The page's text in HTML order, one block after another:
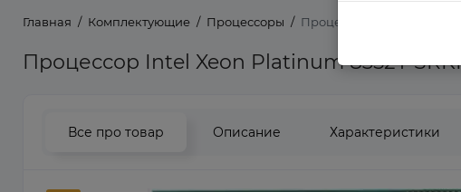
Главная Комплектующие Процессоры Процессор Intel Xeon
Процессор Intel Xeon Platinum 8352Y
Все про товар Описание Характеристики